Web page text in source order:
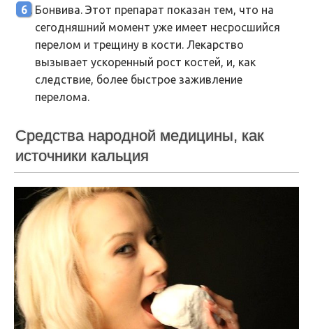
Бонвива. Этот препарат показан тем, что на
сегодняшний момент уже имеет несросшийся
перелом и трещину в кости. Лекарство
вызывает ускоренный рост костей, и, как
следствие, более быстрое заживление
перелома.
Средства народной медицины, как
источники кальция